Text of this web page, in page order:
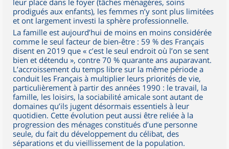
leur place dans le foyer (tâches ménagères, soins
prodigués aux enfants), les femmes n’y sont plus limitées
et ont largement investi la sphère professionnelle.
La famille est aujourd’hui de moins en moins considérée
comme le seul facteur de bien-être : 59 % des Français
disent en 2019 que « c’est le seul endroit où l’on se sent
bien et détendu », contre 70 % quarante ans auparavant.
L’accroissement du temps libre sur la même période a
conduit les Français à multiplier leurs priorités de vie,
particulièrement à partir des années 1990 : le travail, la
famille, les loisirs, la sociabilité amicale sont autant de
domaines qu’ils jugent désormais essentiels à leur
quotidien. Cette évolution peut aussi être reliée à la
progression des ménages constitués d’une personne
seule, du fait du développement du célibat, des
séparations et du vieillissement de la population.